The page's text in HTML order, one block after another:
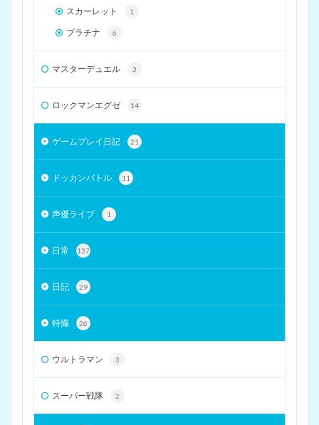
スカーレット 1
プラチナ 6
マスターデュエル 3
ロックマンエグゼ 14
ゲームプレイ日記 21
ドッカンバトル 11
声優ライブ 1
日常 137
日記 29
特撮 26
ウルトラマン 3
スーパー戦隊 2